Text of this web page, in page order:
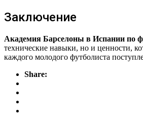
Заключение
Академия Барселоны в Испании по
технические навыки, но и ценности,
каждого молодого футболиста
Share: